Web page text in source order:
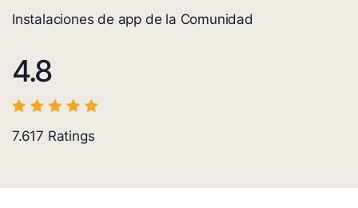
Instalaciones de app de la Comunidad
4.8
7.617 Ratings